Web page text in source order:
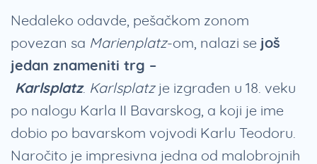
Nedaleko odavde, pešačkom zonom
povezan sa Marienplatz-om, nalazi se još
jedan znameniti trg –
Karlsplatz. Karlsplatzje izgrađen u 18. veku
po nalogu Karla II Bavarskog, a koji je ime
dobio po bavarskom vojvodi Karlu Teodoru.
Naročito je impresivna jedna od malobrojnih